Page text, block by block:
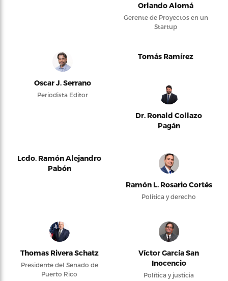
Orlando Alomá
Gerente de Proyectos en un
Startup
Oscar J. Serrano
Periodista Editor
Tomás Ramírez
Dr. Ronald Collazo
Pagán
Lcdo. Ramón Alejandro
Pabón
Ramón L. Rosario Cortés
Política y derecho
Thomas Rivera Schatz
Presidente del Senado de
Puerto Rico
Víctor García San
Inocencio
Política y justicia